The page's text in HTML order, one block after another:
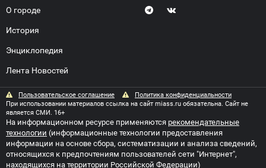
О городе
История
Энциклопедия
Лента Новостей
Пользовательское соглашение
Политика конфиденциальности
При использовании материалов ссылка на сайт miass.ru обязательна. Сайт не
является СМИ. 16+
На информационном ресурсе применяются рекомендательные
технологии (информационные технологии предоставления
информации на основе сбора, систематизации и анализа сведений,
относящихся к предпочтениям пользователей сети "Интернет",
находящихся на территории Российской Федерации)